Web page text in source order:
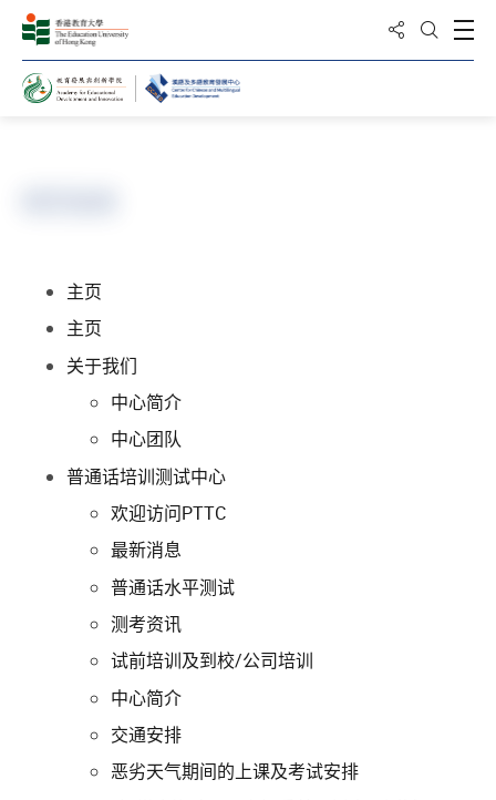
分享到打开搜
打
主页
主页
关于我们
中心简介
中心团队
普通话培训测试中心
欢迎访问PTTC
最新消息
普通话水平测试
测考资讯
试前培训及到校/公司培训
中心简介
交通安排
恶劣天气期间的上课及考试安排